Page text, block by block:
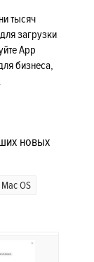
тысяч
загрузки
App
бизнеса,
новых
Mac OS